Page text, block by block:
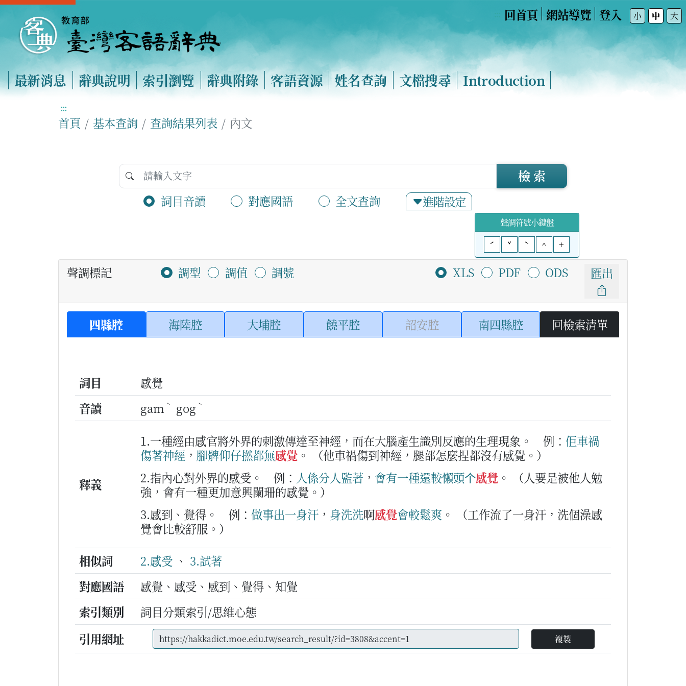
回首頁 網站導覽 登入 小 中 大
最新消息 辭典說明 索引瀏覽 辭典附錄 客語資源 姓名查詢 文檔搜尋 Introduction
:::
首頁 基本查詢 查詢結果列表 內文
詞目音讀 對應國語 全文查詢 進階設定
檢 索
聲調符號小鍵盤
ˊ
ˇ ˋ ^ +
聲調標記 調型 調值 調號 XLS PDF ODS 匯出
四縣腔 海陸腔 大埔腔 饒平腔 詔安腔 南四縣腔 回檢索清單
詞目
感覺
音讀
gam ˋ gog ˋ
釋義
1.一種經由感官將外界的刺激傳達至神經，而在大腦產生識別反應的生理現象。 例： 佢車禍
傷著神經 ， 腳髀仰仔撚都無感覺 。
（他車禍傷到神經，腿部怎麼捏都沒有感覺。）
2.指內心對外界的感受。
例： 人係分人監著 ， 會有一種還較懶頭个感覺 。
（人要是被他人勉
強，會有一種更加意興闌珊的感覺。）
3.感到、覺得。
例： 做事出一身汗 ， 身洗洗啊感覺會較鬆爽 。
（工作流了一身汗，洗個澡感
覺會比較舒服。）
相似詞
2.感受 、 3.試著
對應國語
感覺、感受、感到、覺得、知覺
索引類別
詞目分類索引/思維心態
引用網址
複製